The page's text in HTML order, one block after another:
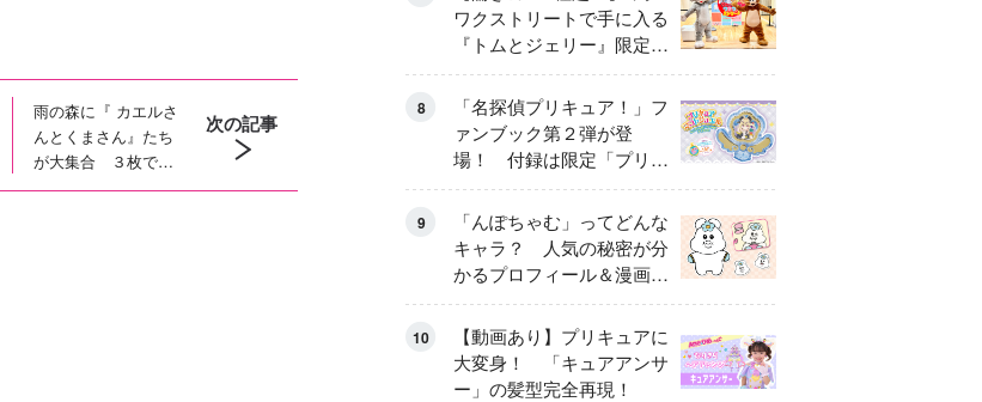
雨の森に『 カエルさ
んとくまさん』たち
が大集合 ３枚でつ
ながるイラスト完
次の記事
ワクストリートで手に入る
『トムとジェリー』限定グ
ッズ特集
8
「名探偵プリキュア！」フ
ァンブック第２弾が登
場！ 付録は限定「プリキ
ュアマコトジュエル キュ
アアルカナ・シャドウ ア
イスver.」 キュアエクレ
ールを大特集！
9
「んぽちゃむ」ってどんな
キャラ？ 人気の秘密が分
かるプロフィール＆漫画ま
とめ
10
【動画あり】プリキュアに
大変身！ 「キュアアンサ
ー」の髪型完全再現！